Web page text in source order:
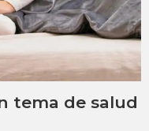
Pasquini, R.,
Vol. 2016, No. 1.
tema de salud